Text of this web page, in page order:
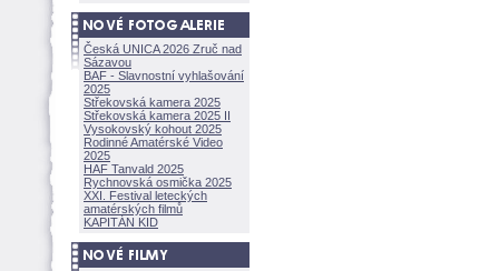
Česká UNICA 2026 Zruč nad
Sázavou
BAF - Slavnostní vyhlašování
2025
Střekovská kamera 2025
Střekovská kamera 2025 II
Vysokovský kohout 2025
Rodinné Amatérské Video
2025
HAF Tanvald 2025
Rychnovská osmička 2025
XXI. Festival leteckých
amatérských filmů
KAPITÁN KID